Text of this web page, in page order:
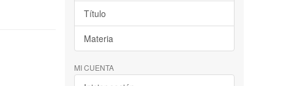
Título
Materia
MI CUENTA